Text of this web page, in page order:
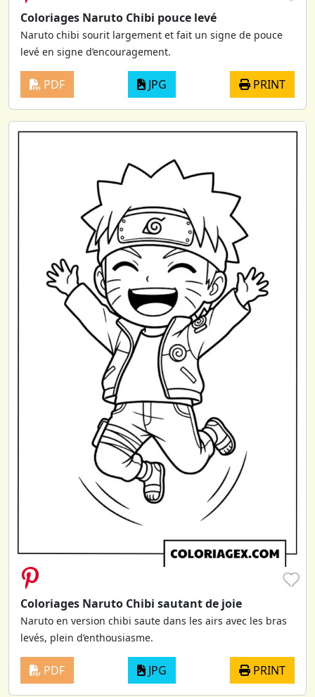
Coloriages Naruto Chibi pouce levé
Naruto chibi sourit largement et fait un signe de pouce
levé en signe d’encouragement.
PDF JPG PRINT
♥
Coloriages Naruto Chibi sautant de joie
Naruto en version chibi saute dans les airs avec les bras
levés, plein d’enthousiasme.
PDF JPG PRINT